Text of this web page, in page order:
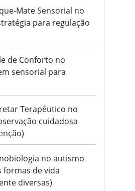
Mate Sensorial no
para regulação
de Conforto no
sensorial para
Terapêutico no
cuidadosa
no autismo
formas de vida
diversas)